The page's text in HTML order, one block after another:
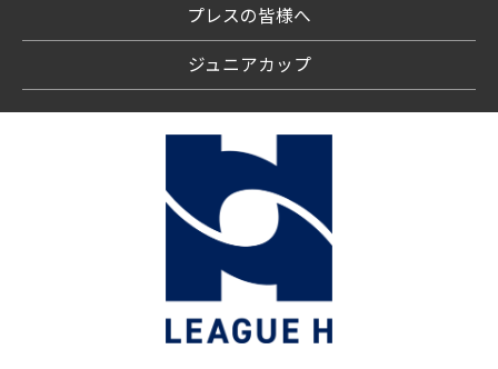
プレスの皆様へ
ジュニアカップ